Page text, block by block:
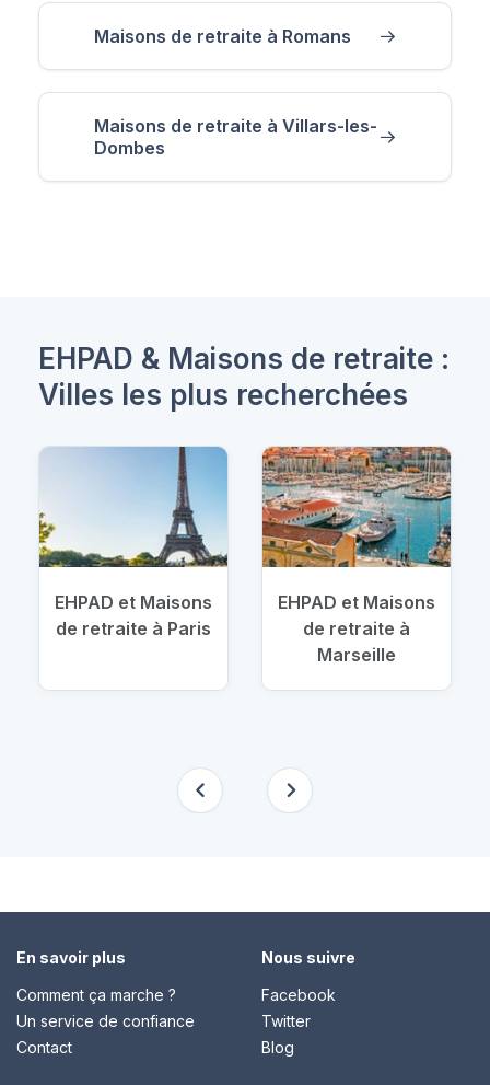
Maisons de retraite à Romans
Maisons de retraite à Villars-les-
Dombes
EHPAD & Maisons de retraite :
Villes les plus recherchées
EHPAD et Maisons
de retraite à Paris
EHPAD et Maisons
de retraite à
Marseille
En savoir plus
Comment ça marche ?
Un service de confiance
Contact
Nous suivre
Facebook
Twitter
Blog